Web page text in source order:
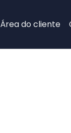
Área do cliente